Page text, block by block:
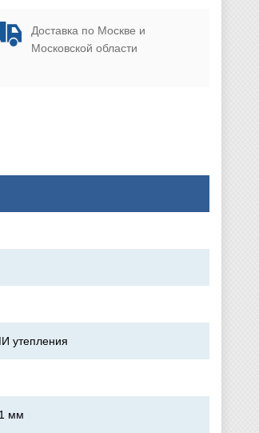
Доставка по Москве и
Московской области
утепления
мм